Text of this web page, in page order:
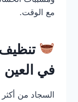
مع الوقت.
في العين
السجاد من أكثر